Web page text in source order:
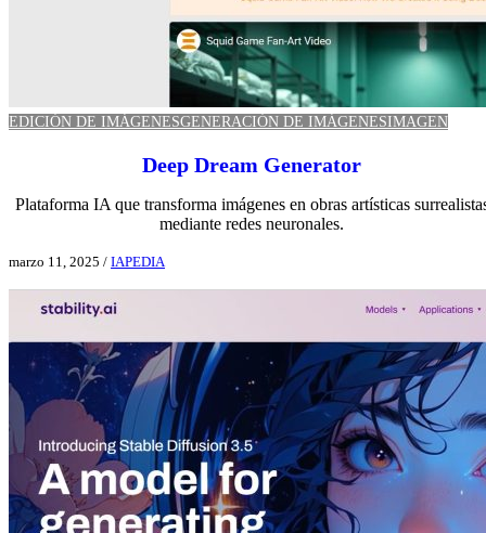
EDICIÓN DE IMÁGENESGENERACIÓN DE IMÁGENESIMAGEN
Deep Dream Generator
Plataforma IA que transforma imágenes en obras artísticas
mediante redes neuronales.
marzo 11, 2025 / IAPEDIA